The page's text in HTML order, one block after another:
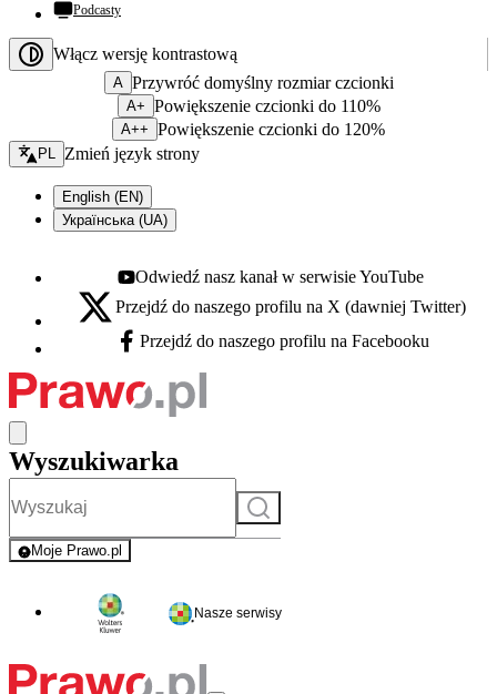
Podcasty
Włącz wersję kontrastową
A Przywróć domyślny rozmiar czcionki
A+ Powiększenie czcionki do 110%
A++ Powiększenie czcionki do 120%
Zmień język - bieżący:
PL Zmień język strony
English (EN)
Українська (UA)
Youtube - otwiera się w nowej karcie
Odwiedź nasz kanał w serwisie YouTube
X - otwiera się w nowej karcie
Przejdź do naszego profilu na X (dawniej Twitter)
Facebook - otwiera się w nowej karcie
Przejdź do naszego profilu na Facebooku
Wyszukiwarka
Szukaj
Moje Prawo.pl
- rejestracja i logowanie do serwisu
Nasze serwisy